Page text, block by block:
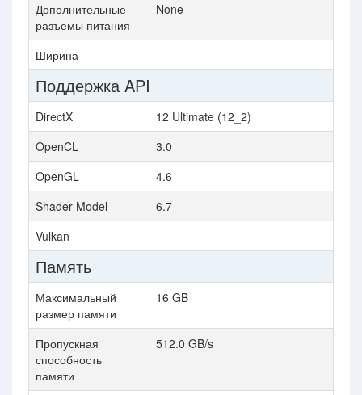
Дополнительные
разъемы питания
None
Ширина
Поддержка API
DirectX
12 Ultimate (12_2)
OpenCL
3.0
OpenGL
4.6
Shader Model
6.7
Vulkan
Память
Максимальный
размер памяти
16 GB
Пропускная
способность
памяти
512.0 GB/s